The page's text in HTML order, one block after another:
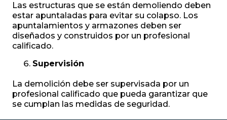
Las estructuras que se están demoliendo deben
estar apuntaladas para evitar su colapso. Los
apuntalamientos y armazones deben ser
diseñados y construidos por un profesional
calificado.
Supervisión
La demolición debe ser supervisada por un
profesional calificado que pueda garantizar que
se cumplan las medidas de seguridad.